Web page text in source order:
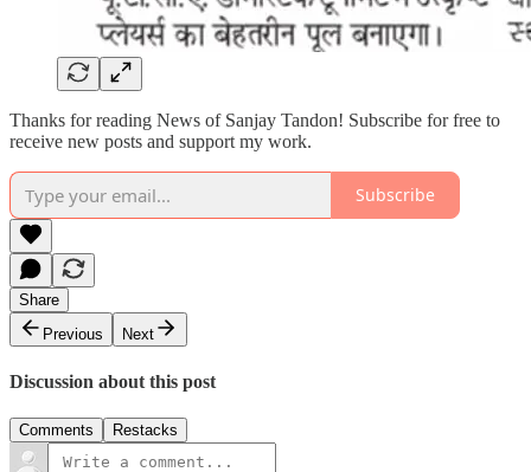
Thanks for reading News of Sanjay Tandon! Subscribe for free to
receive new posts and support my work.
Subscribe
Share
Previous
Next
Discussion about this post
Comments Restacks